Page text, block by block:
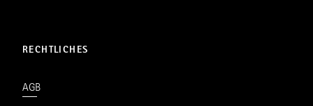
RECHTLICHES
AGB